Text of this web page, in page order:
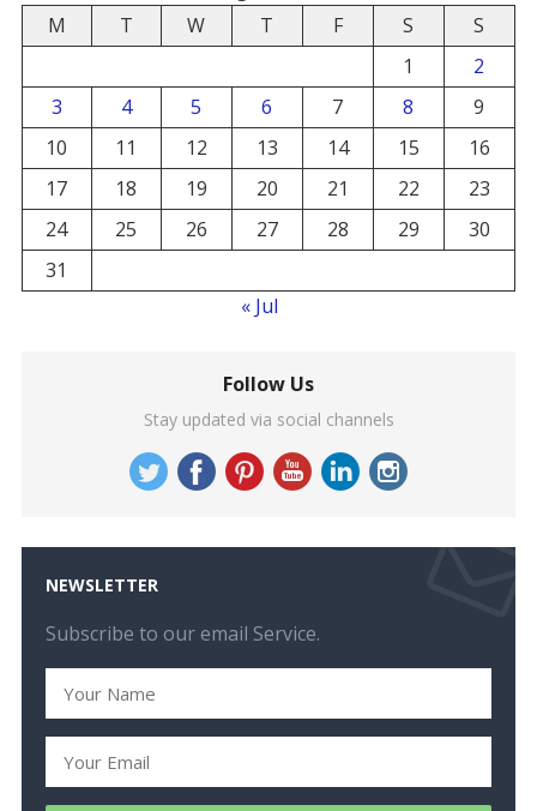
M
T W T F S
S
1
2
3
4 5 6 7 8
9
10
11 12 13 14 15
16
17
18 19 20 21 22
23
24
25 26 27 28 29
30
31
« Jul
Follow Us
Stay updated via social channels
NEWSLETTER
Subscribe to our email Service.